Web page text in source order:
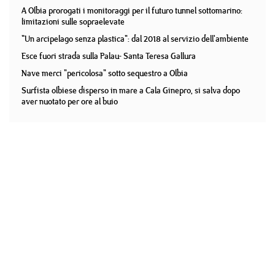
A Olbia prorogati i monitoraggi per il futuro tunnel sottomarino:
limitazioni sulle sopraelevate
"Un arcipelago senza plastica": dal 2018 al servizio dell'ambiente
Esce fuori strada sulla Palau- Santa Teresa Gallura
Nave merci "pericolosa" sotto sequestro a Olbia
Surfista olbiese disperso in mare a Cala Ginepro, si salva dopo
aver nuotato per ore al buio